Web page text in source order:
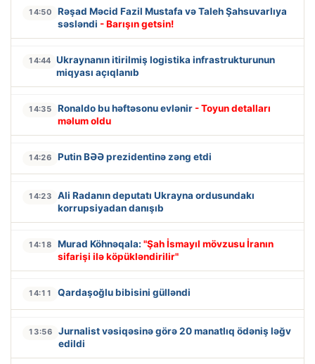
14:50
Rəşad Məcid Fazil Mustafa və Taleh Şahsuvarlıya
səsləndi - Barışın getsin!
14:44 Ukraynanın itirilmiş logistika infrastrukturunun
miqyası açıqlanıb
14:35 Ronaldo bu həftəsonu evlənir - Toyun detalları
məlum oldu
14:26 Putin BƏƏ prezidentinə zəng etdi
14:23
Ali Radanın deputatı Ukrayna ordusundakı
korrupsiyadan danışıb
14:18 Murad Köhnəqala: "Şah İsmayıl mövzusu İranın
sifarişi ilə köpükləndirilir"
14:11 Qardaşoğlu bibisini gülləndi
13:56
Jurnalist vəsiqəsinə görə 20 manatlıq ödəniş ləğv
edildi